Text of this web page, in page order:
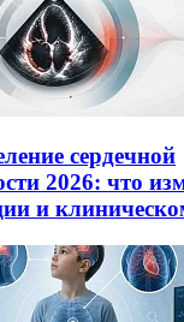
сердечной
2026: что
и